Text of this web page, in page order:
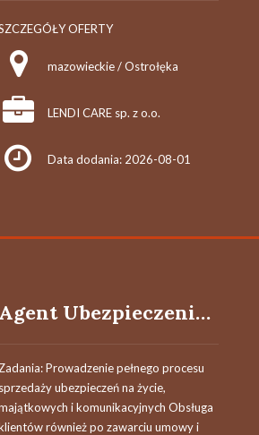
OFERTY
mazowieckie / Ostrołęka
LENDI CARE sp. z o.o.
Data dodania: 2026-08-01
Agent Ubezpieczeniowy / Agentka Ubezpieczeniowa
Zadania: Prowadzenie pełnego procesu
sprzedaży ubezpieczeń na życie,
i komunikacyjnych Obsługa
również po zawarciu umowy i